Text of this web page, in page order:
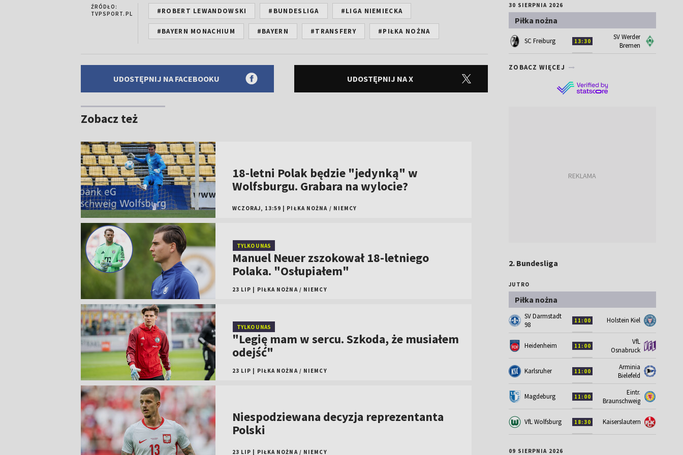
ŹRÓDŁO:
TVPSPORT.PL
#ROBERT LEWANDOWSKI #BUNDESLIGA #LIGA NIEMIECKA
#BAYERN MONACHIUM #BAYERN #TRANSFERY #PIŁKA NOŻNA
UDOSTĘPNIJ NA FACEBOOKU UDOSTĘPNIJ NA X
Zobacz też
18-letni Polak będzie "jedynką" w
Wolfsburgu. Grabara na wylocie?
WCZORAJ, 13:59 PIŁKA NOŻNA / NIEMCY
TYLKO U NAS
Manuel Neuer zszokował 18-letniego
Polaka. "Osłupiałem"
23 LIP PIŁKA NOŻNA / NIEMCY
TYLKO U NAS
"Legię mam w sercu. Szkoda, że musiałem
odejść"
23 LIP PIŁKA NOŻNA / NIEMCY
Niespodziewana decyzja reprezentanta
Polski
23 LIP PIŁKA NOŻNA / NIEMCY
30 SIERPNIA 2026
Piłka nożna
SC Freiburg 13:30
SV Werder
Bremen
ZOBACZ WIĘCEJ
2. Bundesliga
JUTRO
Piłka nożna
SV Darmstadt
98
11:00 Holstein Kiel
Heidenheim 11:00
VfL
Osnabruck
Karlsruher 11:00
Arminia
Bielefeld
Magdeburg 11:00
Eintr.
Braunschweig
VfL Wolfsburg 18:30 Kaiserslautern
09 SIERPNIA 2026